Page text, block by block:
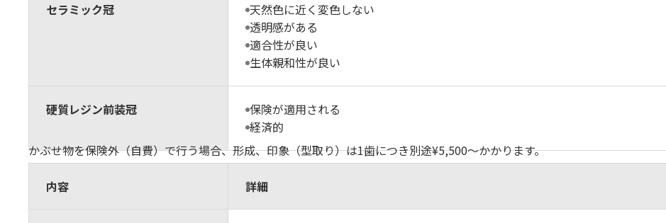
セラミック冠
天然色に近く変色しない
透明感がある
適合性が良い
生体親和性が良い
硬質レジン前装冠
保険が適用される
経済的
かぶせ物を保険外（自費）で行う場合、形成、印象（型取り）は1歯につき別途¥5,500〜かかります。
内容 詳細